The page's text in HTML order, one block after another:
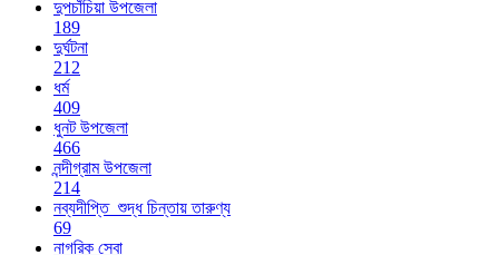
দুপচাঁচিয়া উপজেলা
189
দুর্ঘটনা
212
ধর্ম
409
ধুনট উপজেলা
466
নন্দীগ্রাম উপজেলা
214
নব্যদীপ্তি_শুদ্ধ চিন্তায় তারুণ্য
69
নাগরিক সেবা